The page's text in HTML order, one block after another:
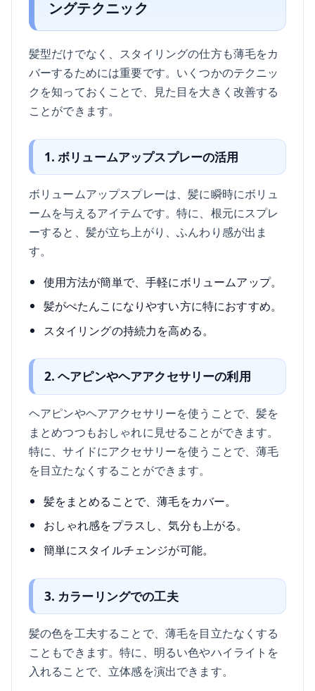
ングテクニック
髪型だけでなく、スタイリングの仕方も薄毛をカ
バーするためには重要です。いくつかのテクニッ
クを知っておくことで、見た目を大きく改善する
ことができます。
1. ボリュームアップスプレーの活用
ボリュームアップスプレーは、髪に瞬時にボリュ
ームを与えるアイテムです。特に、根元にスプレ
ーすると、髪が立ち上がり、ふんわり感が出ま
す。
使用方法が簡単で、手軽にボリュームアップ。
髪がぺたんこになりやすい方に特におすすめ。
スタイリングの持続力を高める。
2. ヘアピンやヘアアクセサリーの利用
ヘアピンやヘアアクセサリーを使うことで、髪を
まとめつつもおしゃれに見せることができます。
特に、サイドにアクセサリーを使うことで、薄毛
を目立たなくすることができます。
髪をまとめることで、薄毛をカバー。
おしゃれ感をプラスし、気分も上がる。
簡単にスタイルチェンジが可能。
3. カラーリングでの工夫
髪の色を工夫することで、薄毛を目立たなくする
こともできます。特に、明るい色やハイライトを
入れることで、立体感を演出できます。